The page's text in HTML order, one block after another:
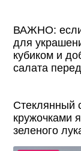
ВАЖНО: если
для
кубиком и
салата
Стеклянный
кружочками
зеленого